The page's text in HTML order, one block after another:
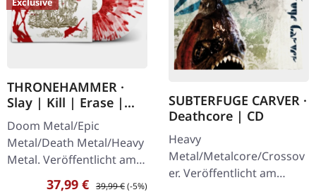
THRONEHAMMER ·
Slay | Kill | Erase |
BLOOD SPLATTER 2LP
Doom Metal/Epic
Metal/Death Metal/Heavy
Metal. Veröffentlicht am
09.10.2026, auf Supreme
Verkaufspreis:
37,99 € Regulärer Preis:
39,99 €(-5%)
SUBTERFUGE CARVER ·
Deathcore | CD
Heavy
Metal/Metalcore/Crossov
er. Veröffentlicht am